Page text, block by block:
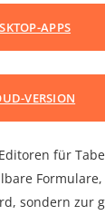
APPS
VERSION
für
sondern zur